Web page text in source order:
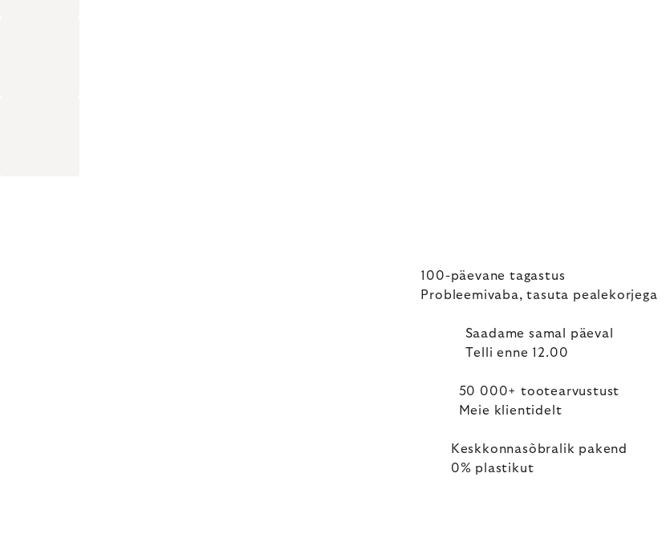
100-päevane tagastus
Probleemivaba, tasuta pealekorjega
Saadame samal päeval
Telli enne 12.00
50 000+ tootearvustust
Meie klientidelt
Keskkonnasõbralik pakend
0% plastikut